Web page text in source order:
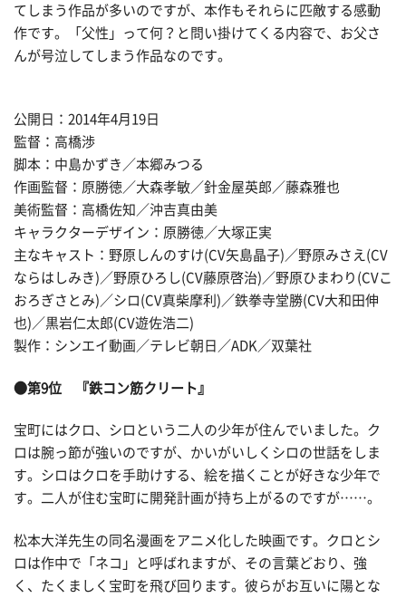
てしまう作品が多いのですが、本作もそれらに匹敵する感動
作です。「父性」って何？と問い掛けてくる内容で、お父さ
んが号泣してしまう作品なのです。
公開日：2014年4月19日
監督：高橋渉
脚本：中島かずき／本郷みつる
作画監督：原勝徳／大森孝敏／針金屋英郎／藤森雅也
美術監督：高橋佐知／沖吉真由美
キャラクターデザイン：原勝徳／大塚正実
主なキャスト：野原しんのすけ(CV矢島晶子)／野原みさえ(CV
ならはしみき)／野原ひろし(CV藤原啓治)／野原ひまわり(CVこ
おろぎさとみ)／シロ(CV真柴摩利)／鉄拳寺堂勝(CV大和田伸
也)／黒岩仁太郎(CV遊佐浩二)
製作：シンエイ動画／テレビ朝日／ADK／双葉社
●第9位 『鉄コン筋クリート』
宝町にはクロ、シロという二人の少年が住んでいました。ク
ロは腕っ節が強いのですが、かいがいしくシロの世話をしま
す。シロはクロを手助けする、絵を描くことが好きな少年で
す。二人が住む宝町に開発計画が持ち上がるのですが……。
松本大洋先生の同名漫画をアニメ化した映画です。クロとシ
ロは作中で「ネコ」と呼ばれますが、その言葉どおり、強
く、たくましく宝町を飛び回ります。彼らがお互いに陽とな